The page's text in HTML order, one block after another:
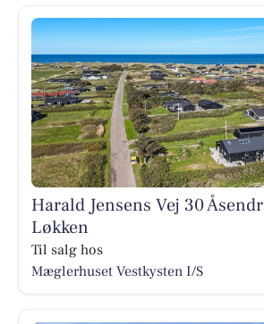
Harald Jensens Vej 30
Løkken
Til salg hos
Mæglerhuset Vestkysten I/S